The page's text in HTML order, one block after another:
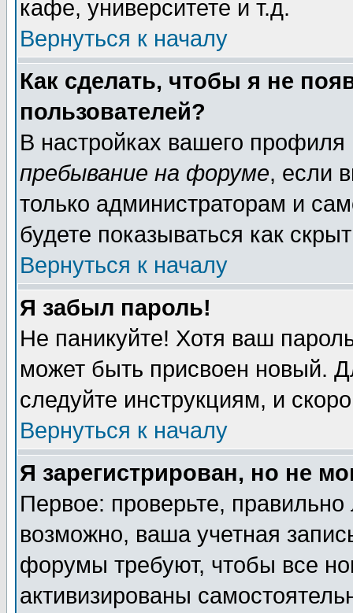
кафе, университете и т.д.
Вернуться к началу
Как сделать, чтобы я не
пользователей?
В настройках вашего
пребывание на форуме, если
только администраторам и
будете показываться как
Вернуться к началу
Я забыл пароль!
Не паникуйте! Хотя ваш
может быть присвоен новый.
следуйте инструкциям, и
Вернуться к началу
Я зарегистрирован, но не
Первое: проверьте,
возможно, ваша учетная
форумы требуют, чтобы все
активизированы